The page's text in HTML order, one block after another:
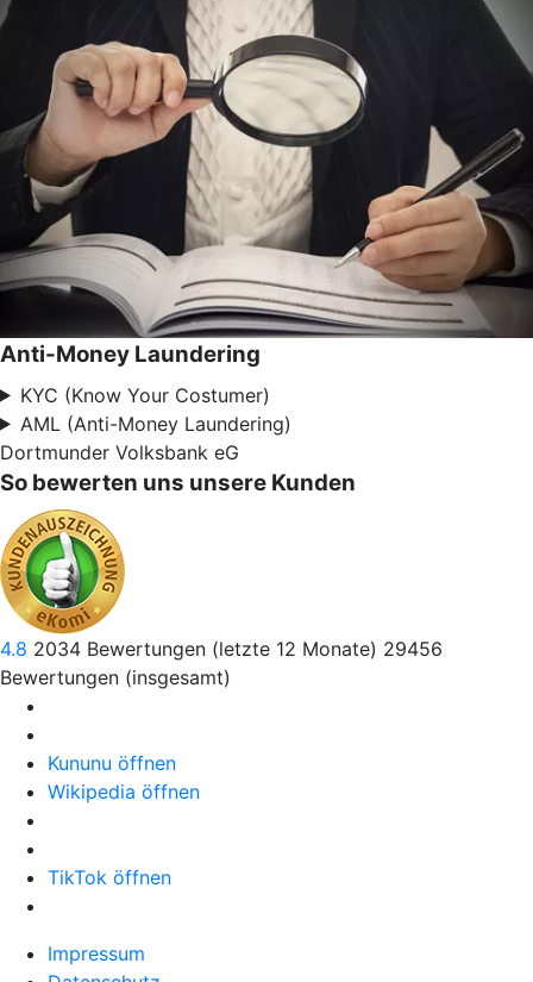
Anti-Money Laundering
KYC (Know Your Costumer)
AML (Anti-Money Laundering)
Dortmunder Volksbank eG
So bewerten uns unsere Kunden
4.8 2034 Bewertungen (letzte 12 Monate) 29456
Bewertungen (insgesamt)
Kununu öffnen
Wikipedia öffnen
TikTok öffnen
Impressum